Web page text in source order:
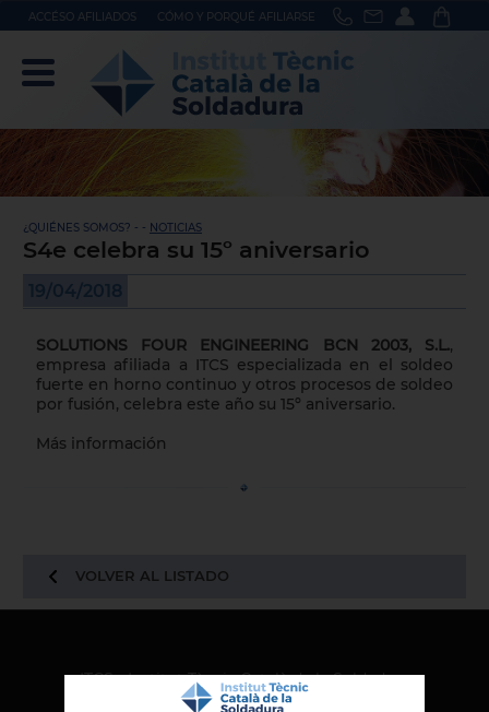
ACCÉSO AFILIADOS CÓMO Y PORQUÉ AFILIARSE
¿QUIÉNES SOMOS? - - NOTICIAS
S4e celebra su 15º aniversario
19/04/2018
SOLUTIONS FOUR ENGINEERING BCN 2003, S.L.,
empresa afiliada a ITCS especializada en el soldeo
fuerte en horno continuo y otros procesos de soldeo
por fusión, celebra este año su 15º aniversario.
Más información
VOLVER AL LISTADO
ITCS - Institut Tècnic Català de la Soldadura
Ctra. de Molins de Rei a Sabadell, 79, Nau 8 bis